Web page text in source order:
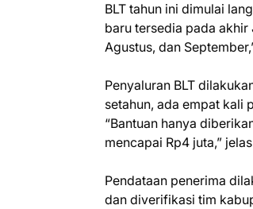
BLT tahun ini dimulai
baru tersedia pada
Agustus, dan
Penyaluran BLT
setahun, ada empat kali
“Bantuan hanya
mencapai Rp4 juta,”
Pendataan penerima
dan diverifikasi tim